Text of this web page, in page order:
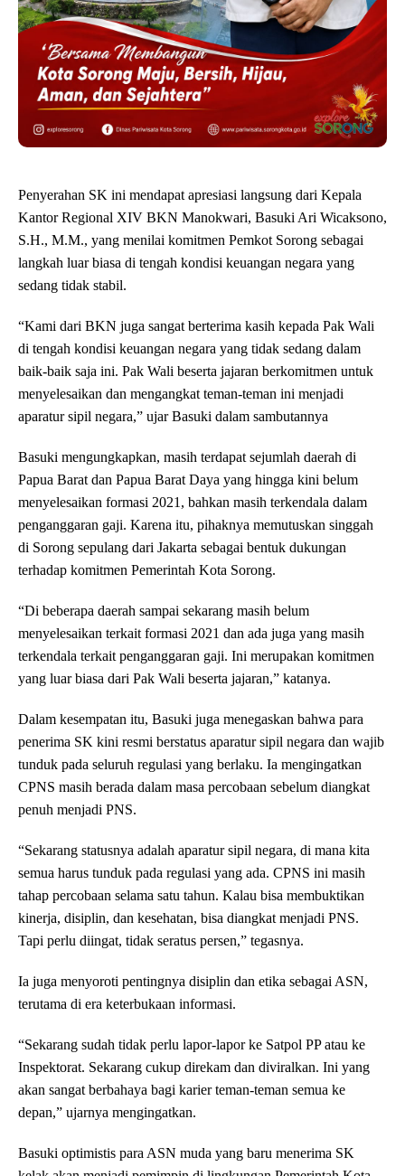
Penyerahan SK ini mendapat apresiasi langsung dari Kepala
Kantor Regional XIV BKN Manokwari, Basuki Ari Wicaksono,
S.H., M.M., yang menilai komitmen Pemkot Sorong sebagai
langkah luar biasa di tengah kondisi keuangan negara yang
sedang tidak stabil.
“Kami dari BKN juga sangat berterima kasih kepada Pak Wali
di tengah kondisi keuangan negara yang tidak sedang dalam
baik-baik saja ini. Pak Wali beserta jajaran berkomitmen untuk
menyelesaikan dan mengangkat teman-teman ini menjadi
aparatur sipil negara,” ujar Basuki dalam sambutannya
Basuki mengungkapkan, masih terdapat sejumlah daerah di
Papua Barat dan Papua Barat Daya yang hingga kini belum
menyelesaikan formasi 2021, bahkan masih terkendala dalam
penganggaran gaji. Karena itu, pihaknya memutuskan singgah
di Sorong sepulang dari Jakarta sebagai bentuk dukungan
terhadap komitmen Pemerintah Kota Sorong.
“Di beberapa daerah sampai sekarang masih belum
menyelesaikan terkait formasi 2021 dan ada juga yang masih
terkendala terkait penganggaran gaji. Ini merupakan komitmen
yang luar biasa dari Pak Wali beserta jajaran,” katanya.
Dalam kesempatan itu, Basuki juga menegaskan bahwa para
penerima SK kini resmi berstatus aparatur sipil negara dan wajib
tunduk pada seluruh regulasi yang berlaku. Ia mengingatkan
CPNS masih berada dalam masa percobaan sebelum diangkat
penuh menjadi PNS.
“Sekarang statusnya adalah aparatur sipil negara, di mana kita
semua harus tunduk pada regulasi yang ada. CPNS ini masih
tahap percobaan selama satu tahun. Kalau bisa membuktikan
kinerja, disiplin, dan kesehatan, bisa diangkat menjadi PNS.
Tapi perlu diingat, tidak seratus persen,” tegasnya.
Ia juga menyoroti pentingnya disiplin dan etika sebagai ASN,
terutama di era keterbukaan informasi.
“Sekarang sudah tidak perlu lapor-lapor ke Satpol PP atau ke
Inspektorat. Sekarang cukup direkam dan diviralkan. Ini yang
akan sangat berbahaya bagi karier teman-teman semua ke
depan,” ujarnya mengingatkan.
Basuki optimistis para ASN muda yang baru menerima SK